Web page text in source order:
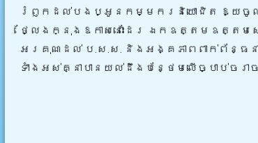
រំឭកដល់បងប្អូនកម្មករនិយោជិត ឱ្យចូល
ថ្លែងក្នុងឱកាសនោះដែរ ឯកឧត្តមឧត្តម
អរគុណដល់ ប.ស.ស. និងអង្គភាពពាក់ព័ន្ធន
ទាំងអស់គ្នាបានយល់ដឹងបន្ថែមលើច្បាប់ចរ